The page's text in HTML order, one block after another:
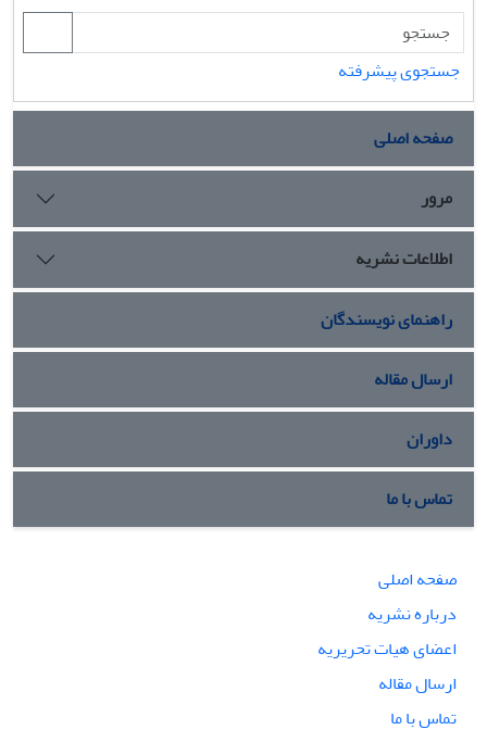
جستجوی پیشرفته
صفحه اصلی
مرور
اطلاعات نشریه
راهنمای نویسندگان
ارسال مقاله
داوران
تماس با ما
صفحه اصلی
درباره نشریه
اعضای هیات تحریریه
ارسال مقاله
تماس با ما